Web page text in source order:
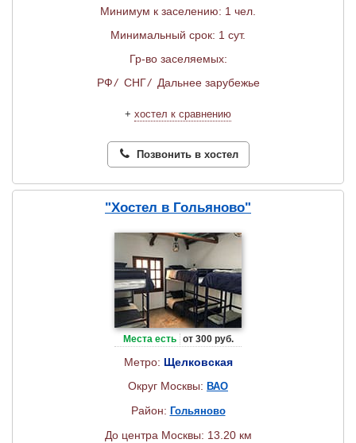
Минимум к заселению: 1 чел.
Минимальный срок: 1 сут.
Гр-во заселяемых:
РФ/ СНГ/ Дальнее зарубежье
+ хостел к сравнению
Позвонить в хостел
"Хостел в Гольяново"
Места есть от 300 руб.
Метро: Щелковская
Округ Москвы: ВАО
Район: Гольяново
До центра Москвы: 13.20 км